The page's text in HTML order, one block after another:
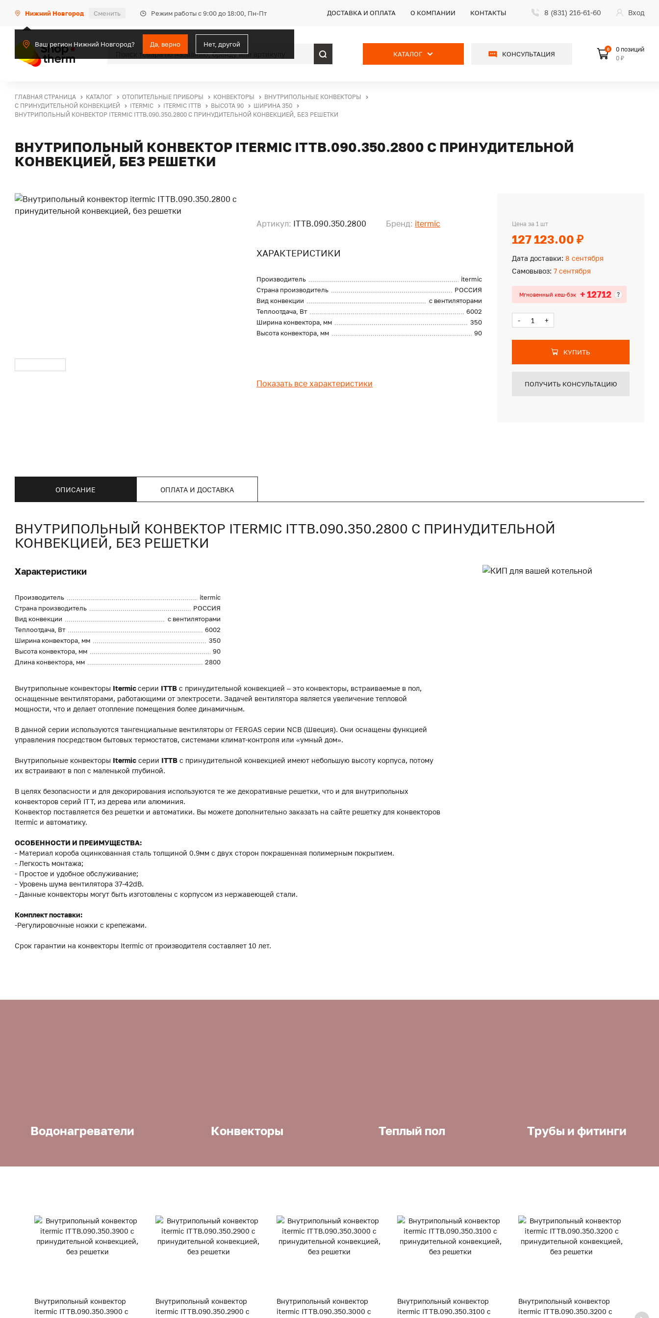
Нижний Новгород Сменить Режим работы с 9:00 до 18:00, Пн-Пт
Ваш регион Нижний Новгород? Да, верно Нет, другой
ДОСТАВКА И ОПЛАТА О КОМПАНИИ КОНТАКТЫ 8 (831) 216-61-60 Вход
КАТАЛОГ КОНСУЛЬТАЦИЯ
0
0 позиций
0 ₽
ГЛАВНАЯ СТРАНИЦА КАТАЛОГ ОТОПИТЕЛЬНЫЕ ПРИБОРЫ КОНВЕКТОРЫ
ВНУТРИПОЛЬНЫЕ КОНВЕКТОРЫ
С ПРИНУДИТЕЛЬНОЙ КОНВЕКЦИЕЙ
ITERMIC ITERMIC ITTB ВЫСОТА 90
ШИРИНА 350
ВНУТРИПОЛЬНЫЙ КОНВЕКТОР ITERMIC ITTB.090.350.2800 С ПРИНУДИТЕЛЬНОЙ КОНВЕКЦИЕЙ, БЕЗ РЕШЕТКИ
ВНУТРИПОЛЬНЫЙ КОНВЕКТОР ITERMIC ITTB.090.350.2800 С ПРИНУДИТЕЛЬНОЙ
КОНВЕКЦИЕЙ, БЕЗ РЕШЕТКИ
Артикул: ITTB.090.350.2800 Бренд: itermic
ХАРАКТЕРИСТИКИ
Производитель
itermic
Страна производитель
РОССИЯ
Вид конвекции
с вентиляторами
Теплоотдача, Вт
6002
Ширина конвектора, мм
350
Высота конвектора, мм
90
Показать все характеристики
Цена за 1 шт
127 123.00 ₽
Дата доставки: 8 сентября
Самовывоз: 7 сентября
Мгновенный кеш-бэк + 12712 ?
- +
КУПИТЬ
ПОЛУЧИТЬ КОНСУЛЬТАЦИЮ
ОПИСАНИЕ ОПЛАТА И ДОСТАВКА
ВНУТРИПОЛЬНЫЙ КОНВЕКТОР ITERMIC ITTB.090.350.2800 С ПРИНУДИТЕЛЬНОЙ
КОНВЕКЦИЕЙ, БЕЗ РЕШЕТКИ
Характеристики
Производитель
itermic
Страна производитель
РОССИЯ
Вид конвекции
с вентиляторами
Теплоотдача, Вт
6002
Ширина конвектора, мм
350
Высота конвектора, мм
90
Длина конвектора, мм
2800
Внутрипольные конвекторы Itermicсерии ITTB с принудительной конвекцией – это конвекторы, встраиваемые в пол,
оснащенные вентиляторами, работающими от электросети. Задачей вентилятора является увеличение тепловой
мощности, что и делает отопление помещения более динамичным.
В данной серии используются тангенциальные вентиляторы от FERGAS серии NCB (Швеция). Они оснащены функцией
управления посредством бытовых термостатов, системами климат-контроля или «умный дом».
Внутрипольные конвекторы Itermic серии ITTB с принудительной конвекцией имеют небольшую высоту корпуса, потому
их встраивают в пол с маленькой глубиной.
В целях безопасности и для декорирования используются те же декоративные решетки, что и для внутрипольных
конвекторов серий ITT, из дерева или алюминия.
Конвектор поставляется без решетки и автоматики. Вы можете дополнительно заказать на сайте решетку для конвекторов
Itermic и автоматику.
ОСОБЕННОСТИ И ПРЕИМУЩЕСТВА:
- Материал короба оцинкованная сталь толщиной 0.9мм с двух сторон покрашенная полимерным покрытием.
- Легкость монтажа;
- Простое и удобное обслуживание;
- Уровень шума вентилятора 37-42dB.
- Данные конвекторы могут быть изготовлены с корпусом из нержавеющей стали.
Комплект поставки:
-Регулировочные ножки с крепежами.
Срок гарантии на конвекторы Itermic от производителя составляет 10 лет.
Водонагреватели Конвекторы Теплый пол Трубы и фитинги
Внутрипольный конвектор
itermic ITTB.090.350.3900 с
Внутрипольный конвектор
itermic ITTB.090.350.2900 с
Внутрипольный конвектор
itermic ITTB.090.350.3000 с
Внутрипольный конвектор
itermic ITTB.090.350.3100 с
Внутрипольный конвектор
itermic ITTB.090.350.3200 с